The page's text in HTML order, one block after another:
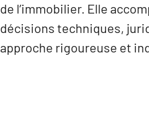
de l’immobilier. Elle
décisions techniques,
approche rigoureuse et